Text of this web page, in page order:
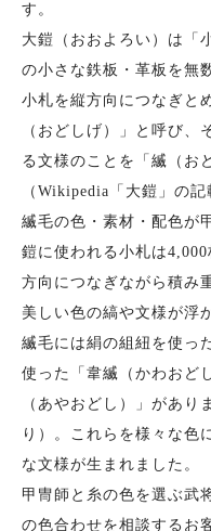
す。
大鎧（おおよろい）は「
の小さな鉄板・革板を無
小札を縦方向につなぎと
（おどしげ）」と呼び
る文様のことを「縅（お
（Wikipedia「大鎧」の記
縅毛の色・素材・配色が
鎧に使われる小札は
方向につなぎながら積み
美しい色の縞や文様が浮
縅毛には絹の組紐を使っ
使った「韋縅（かわおど
（あやおどし）」があり
り）。これらを様々な色
な文様が生まれました。
甲冑師と糸の色を選ぶ武
の色合わせを相談するお